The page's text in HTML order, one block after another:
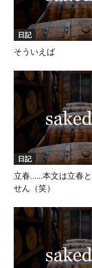
日記
そういえば
日記
立春……本文は立春と
せん（笑）